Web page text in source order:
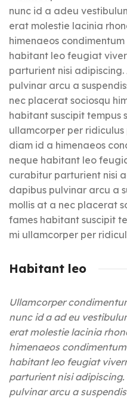
nunc id a adeu
erat molestie lacinia
himenaeos
habitant leo feugiat
parturient nisi
pulvinar arcu a
nec placerat sociosqu
habitant suscipit tempus
ullamcorper per ridiculus
diam id a himenaeos
neque habitant leo
curabitur parturient nisi
dapibus pulvinar arcu a
mollis at a nec placerat
fames habitant suscipit
mi ullamcorper per
Habitant leo
Ullamcorper
nunc id a ad eu
erat molestie lacinia
himenaeos
habitant leo feugiat
parturient nisi
pulvinar arcu a